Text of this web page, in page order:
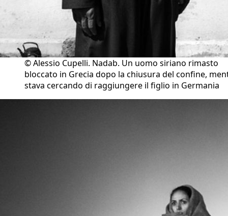
© Alessio Cupelli. Nadab. Un uomo siriano rimasto
bloccato in Grecia dopo la chiusura del confine,
stava cercando di raggiungere il figlio in Germania